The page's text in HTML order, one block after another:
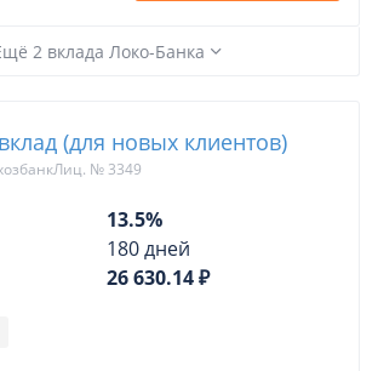
2 вклада Локо-Банка
(для новых клиентов)
№ 3349
13.5%
180 дней
26 630.14 ₽